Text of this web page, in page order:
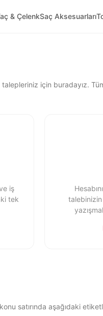
& ÇelenkSaç Aksesuarları
için buradayız.
iş
tek
satırında aşağıdaki